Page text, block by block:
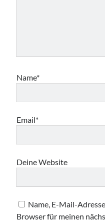
Name*
Email*
Deine Website
Name, E-Mail-
Browser für meinen